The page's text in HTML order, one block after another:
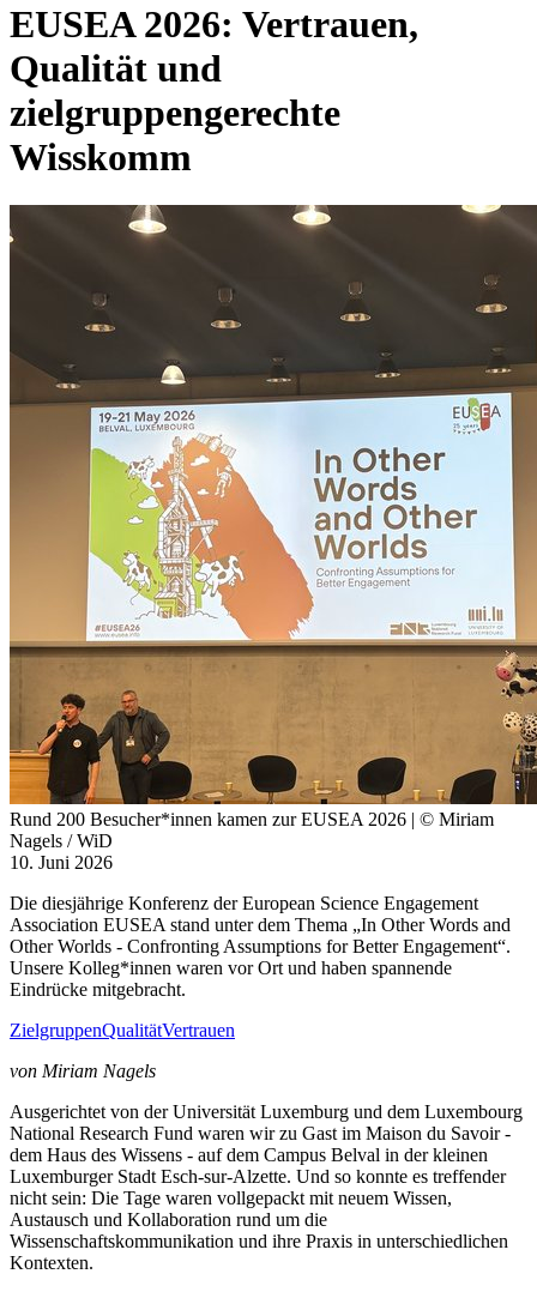
EUSEA 2026: Vertrauen,
Qualität und
zielgruppengerechte
Wisskomm
Rund 200 Besucher*innen kamen zur EUSEA 2026 | © Miriam
Nagels / WiD
10. Juni 2026
Die diesjährige Konferenz der European Science Engagement
Association EUSEA stand unter dem Thema „In Other Words and
Other Worlds - Confronting Assumptions for Better Engagement“.
Unsere Kolleg*innen waren vor Ort und haben spannende
Eindrücke mitgebracht.
ZielgruppenQualitätVertrauen
von Miriam Nagels
Ausgerichtet von der Universität Luxemburg und dem Luxembourg
National Research Fund waren wir zu Gast im Maison du Savoir -
dem Haus des Wissens - auf dem Campus Belval in der kleinen
Luxemburger Stadt Esch-sur-Alzette. Und so konnte es treffender
nicht sein: Die Tage waren vollgepackt mit neuem Wissen,
Austausch und Kollaboration rund um die
Wissenschaftskommunikation und ihre Praxis in unterschiedlichen
Kontexten.